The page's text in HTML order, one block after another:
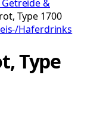
Getreide &
Type 1700
Haferdrinks
Type